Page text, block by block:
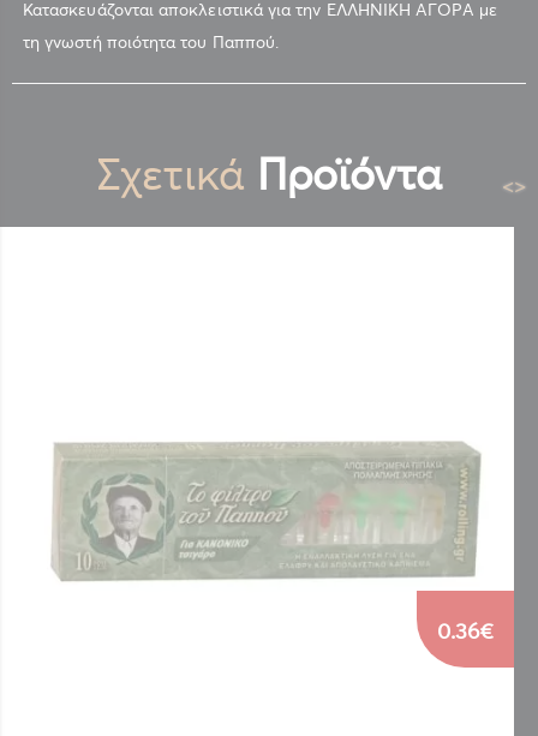
Κατασκευάζονται αποκλειστικά για την ΕΛΛΗΝΙΚΗ ΑΓΟΡΑ με
τη γνωστή ποιότητα του Παππού.
Σχετικά Προϊόντα
0.36€
<>